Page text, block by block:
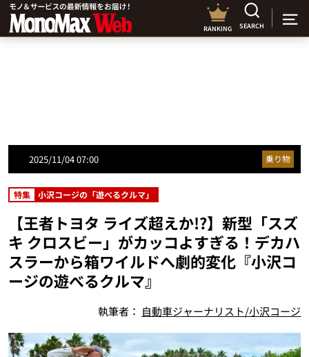
RANKING SEARCH
2025/11/04 07:00 乗り物
特集 小沢コージの「遊べるクルマ」
【王者トヨタ ライズ超えか!?】新型「スズ
キ クロスビー」がカッコよすぎる！デカハ
スラーから箱ワイルドへ劇的変化『小沢コ
ージの遊べるクルマ』
執筆者： 自動車ジャーナリスト/小沢コージ